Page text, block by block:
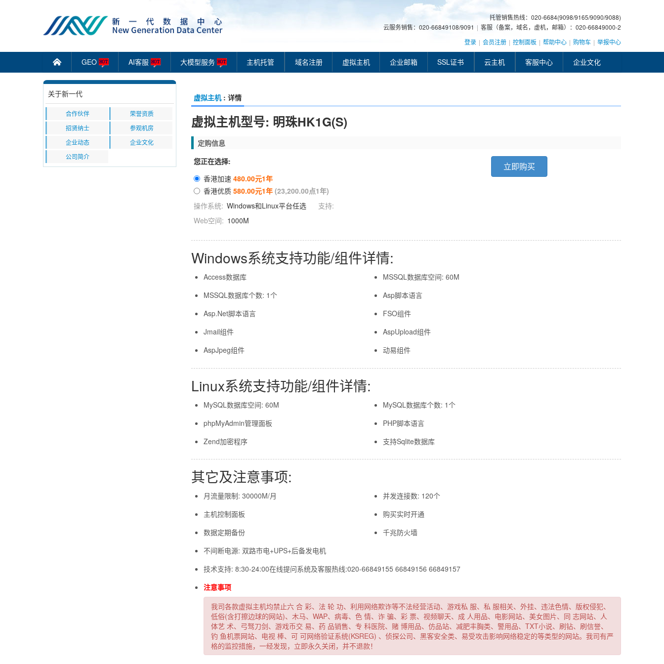
托管销售热线：020-6684(9098/9165/9090/9088)
云服务销售：020-66849108/9091 | 客服（备案，域名，虚机，邮箱）：020-66849000-2
登录 | 会员注册 | 控制面板 | 帮助中心 | 购物车 | 举报中心
󰄫 GEO AI客服 大模型服务 主机托管 域名注册 虚拟主机 企业邮箱 SSL证书 云主机 客服中心 企业文化
关于新一代
合作伙伴
荣誉资质
招贤纳士
参观机房
企业动态
企业文化
公司简介
虚拟主机 : 详情
虚拟主机型号: 明珠HK1G(S)
定购信息
您正在选择:
香港加速 480.00元1年
香港优质 580.00元1年 (23,200.00点1年)
操作系统: Windows和Linux平台任选
支持:
Web空间: 1000M
立即购买
Windows系统支持功能/组件详情:
Access数据库
MSSQL数据库空间: 60M
MSSQL数据库个数: 1个
Asp脚本语言
Asp.Net脚本语言
FSO组件
Jmail组件
AspUpload组件
AspJpeg组件
动易组件
Linux系统支持功能/组件详情:
MySQL数据库空间: 60M
MySQL数据库个数: 1个
phpMyAdmin管理面板
PHP脚本语言
Zend加密程序
支持Sqlite数据库
其它及注意事项:
月流量限制: 30000M/月
并发连接数: 120个
主机控制面板
购买实时开通
数据定期备份
千兆防火墙
不间断电源: 双路市电+UPS+后备发电机
技术支持: 8:30-24:00在线提问系统及客服热线:020-66849155 66849156 66849157
注意事项
我司各款虚拟主机均禁止六 合 彩、法 轮 功、利用网络欺诈等不法经营活动、游戏私 服、私 服相关、外挂、违法色情、版权侵犯、
低俗(含打擦边球的网站)、木马、WAP、病毒、色 情、诈 骗、彩 票、视频聊天、成 人用品、电影网站、美女图片、同 志网站、人
体艺 术、弓驽刀剑、游戏币交 易、药 品销售、专 科医院、赌 博用品、仿品站、减肥丰胸类、警用品、TXT小说、刷钻、刷信誉、
钓 鱼机票网站、电视 棒、可 可网络验证系统(KSREG) 、侦探公司、黑客安全类、易受攻击影响网络稳定的等类型的网站。我司有严
格的监控措施，一经发现，立即永久关闭，并不退款！